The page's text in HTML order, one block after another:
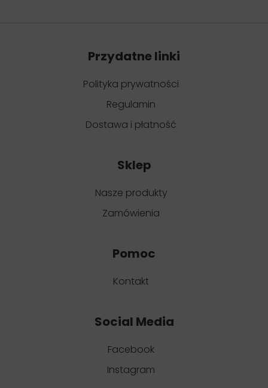
Przydatne linki
Polityka prywatności
Regulamin
Dostawa i płatność
Sklep
Nasze produkty
Zamówienia
Pomoc
Kontakt
Social Media
Facebook
Instagram